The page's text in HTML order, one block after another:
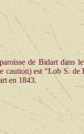
de Bidart dans
caution) est "Lob S.
en 1843.